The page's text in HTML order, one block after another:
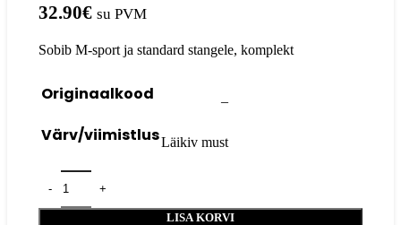
32.90€ su PVM
Sobib M-sport ja standard stangele, komplekt
Originaalkood –
Värv/viimistlusLäikiv must
LISA KORVI